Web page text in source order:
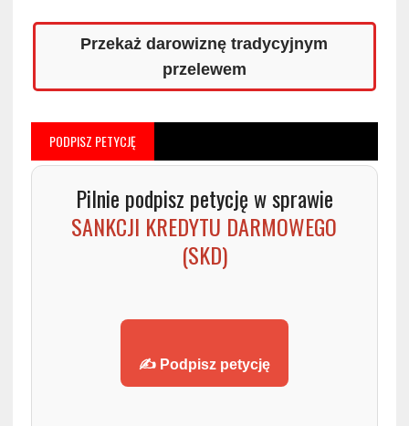
Przekaż darowiznę tradycyjnym
przelewem
PODPISZ PETYCJĘ
Pilnie podpisz petycję w sprawie
SANKCJI KREDYTU DARMOWEGO
(SKD)
✍️ Podpisz petycję